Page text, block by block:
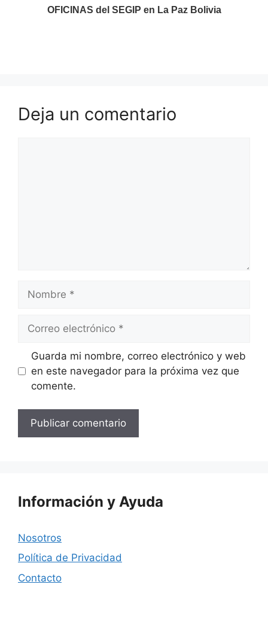
OFICINAS del SEGIP en La Paz Bolivia
Deja un comentario
Nombre
Correo
WebGuarda mi nombre, correo electrónico y web
en este navegador para la próxima vez que
comente.
Información y Ayuda
Nosotros
Política de Privacidad
Contacto